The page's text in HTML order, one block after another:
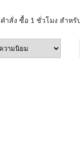
สั่ง ซื้อ 1 ชั่วโมง สำห